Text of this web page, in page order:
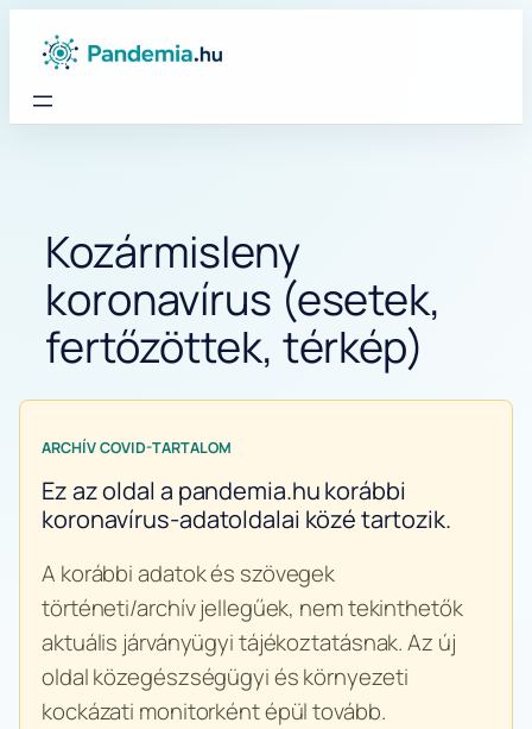
Kozármisleny
koronavírus (esetek,
fertőzöttek, térkép)
ARCHÍV COVID-TARTALOM
Ez az oldal a pandemia.hu korábbi
koronavírus-adatoldalai közé tartozik.
A korábbi adatok és szövegek
történeti/archív jellegűek, nem tekinthetők
aktuális járványügyi tájékoztatásnak. Az új
oldal közegészségügyi és környezeti
kockázati monitorként épül tovább.